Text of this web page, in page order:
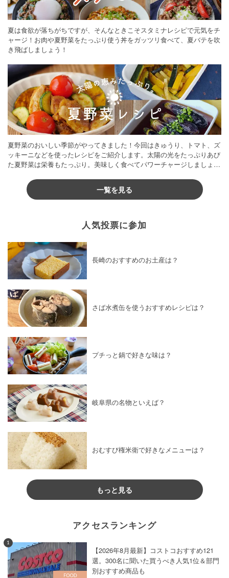
夏は食欲が落ちがちですが、そんなときこそスタミナレシピで元気をチ
ャージ！お肉や夏野菜をたっぷり使う丼をガッツリ食べて、夏バテを吹
き飛ばしましょう！
夏野菜のおいしい季節がやってきました！今回はきゅうり、トマト、ズ
ッキーニなどを使ったレシピをご紹介します。太陽の光をたっぷりあび
た夏野菜は栄養もたっぷり。美味しく食べてパワーチャージしましょう
一覧を見る
人気投票に参加
長崎のおすすめのお土産は？
さば水煮缶を使うおすすめレシピは？
プチっと鍋で好きな味は？
岐阜県の名物といえば？
おむすび権米衛で好きなメニューは？
もっと見る
アクセスランキング
1
【2026年8月最新】コストコおすすめ121
選。300名に聞いた買うべき人気1位＆部門
別おすすめ商品も